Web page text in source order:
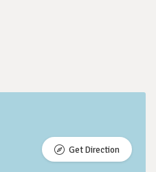
Get Direction